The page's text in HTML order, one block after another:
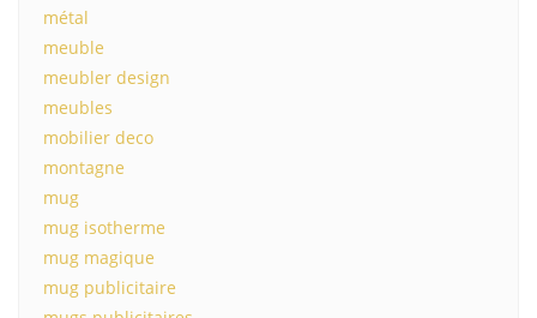
métal
meuble
meubler design
meubles
mobilier deco
montagne
mug
mug isotherme
mug magique
mug publicitaire